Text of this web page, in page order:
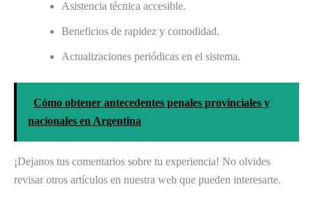
Asistencia técnica accesible.
Beneficios de rapidez y comodidad.
Actualizaciones periódicas en el sistema.
Cómo obtener antecedentes penales provinciales y
nacionales en Argentina
¡Dejanos tus comentarios sobre tu experiencia! No olvides
revisar otros artículos en nuestra web que pueden interesarte.